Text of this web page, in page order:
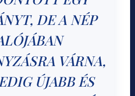
DE A NÉP
VÁRNA,
ÚJABB ÉS